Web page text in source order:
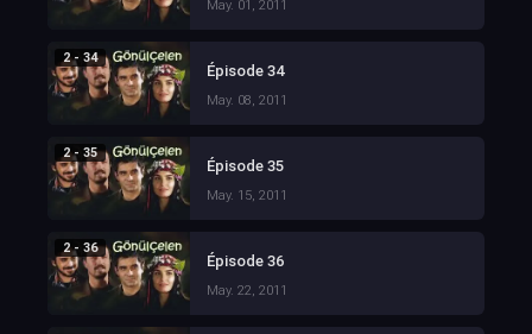
May. 01, 2011
2 - 34
Épisode 34
May. 08, 2011
2 - 35
Épisode 35
May. 15, 2011
2 - 36
Épisode 36
May. 22, 2011